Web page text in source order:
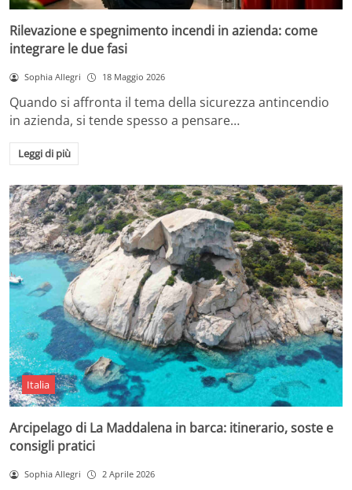
Rilevazione e spegnimento incendi in azienda: come
integrare le due fasi
Sophia Allegri 18 Maggio 2026
Quando si affronta il tema della sicurezza antincendio
in azienda, si tende spesso a pensare…
Leggi di più
Italia
Arcipelago di La Maddalena in barca: itinerario, soste e
consigli pratici
Sophia Allegri 2 Aprile 2026